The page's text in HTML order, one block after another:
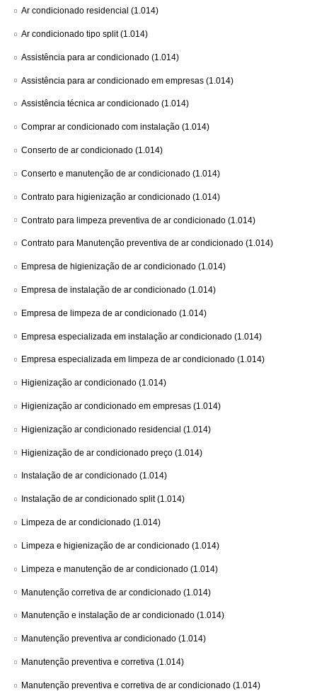
Ar condicionado residencial (1.014)
Ar condicionado tipo split(1.014)
Assistência para ar condicionado (1.014)
Assistência para ar condicionado em empresas (1.014)
Assistência técnica ar condicionado (1.014)
Comprar ar condicionado com instalação (1.014)
Conserto de ar condicionado (1.014)
Conserto e manutenção de ar condicionado (1.014)
Contrato para higienização ar condicionado (1.014)
Contrato para limpeza preventiva de ar condicionado (1.014)
Contrato para Manutenção preventiva de ar condicionado (1.014)
Empresa de higienização de ar condicionado (1.014)
Empresa de instalação de ar condicionado (1.014)
Empresa de limpeza de ar condicionado (1.014)
Empresa especializada em instalação ar condicionado (1.014)
Empresa especializada em limpeza de ar condicionado (1.014)
Higienização ar condicionado (1.014)
Higienização ar condicionado em empresas (1.014)
Higienização ar condicionado residencial (1.014)
Higienização de ar condicionado preço (1.014)
Instalação de ar condicionado (1.014)
Instalação de ar condicionado split(1.014)
Limpeza de ar condicionado (1.014)
Limpeza e higienização de ar condicionado (1.014)
Limpeza e manutenção de ar condicionado (1.014)
Manutenção corretiva de ar condicionado (1.014)
Manutenção e instalação de ar condicionado (1.014)
Manutenção preventiva ar condicionado (1.014)
Manutenção preventiva e corretiva (1.014)
Manutenção preventiva e corretiva de ar condicionado (1.014)